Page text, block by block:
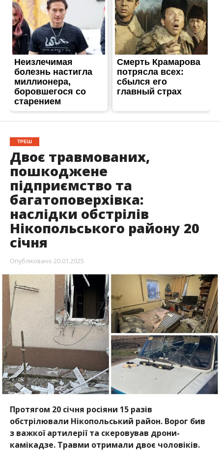
ТРЕШ
Двоє травмованих,
пошкоджене
підприємство та
багатоповерхівка:
наслідки обстрілів
Нікопольського району 20
січня
Опубліковано20.01.2025
Протягом 20 січня росіяни 15 разів
обстрілювали Нікопольський район. Ворог бив
з важкої артилерії та скеровував дрони-
камікадзе.Травми отримали двоє чоловіків.
ПовідомляєІнформаторіз посиланням на голову
ДніпрОВАСергія Лисака
Під час обстрілів Нікополя, Покровської та
39-річний чоловіки. Вони обидва у стані середньої
тяжкості і знаходяться у лікарні.
Також ворог пошкодив інфраструктуру, 4